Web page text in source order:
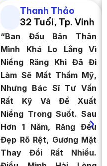
Thanh Thảo
32 Tuổi, Tp. Vinh
“Ban Đầu Bản Thân
Mình Khá Lo Lắng Vì
Niềng Răng Khi Đã Đi
Làm Sẽ Mất Thẩm Mỹ,
Nhưng Bác Sĩ Tư Vấn
Rất Kỹ Và Đề Xuất
Niềng Trong Suốt. Sau
Hơn 1 Năm, Răng Đều
Đẹp Rõ Rệt, Gương Mặt
Thay Đổi Rất Nhiều.